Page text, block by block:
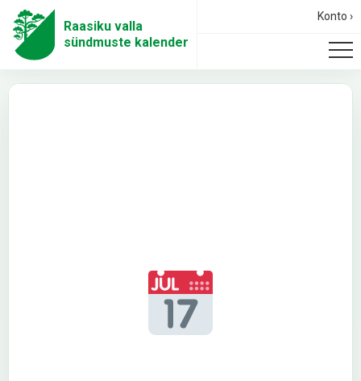
Raasiku valla
sündmuste kalender
Konto ›